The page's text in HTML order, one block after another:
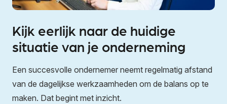
Kijk eerlijk naar de huidige
situatie van je onderneming
Een succesvolle ondernemer neemt regelmatig afstand
van de dagelijkse werkzaamheden om de balans op te
maken. Dat begint met inzicht.